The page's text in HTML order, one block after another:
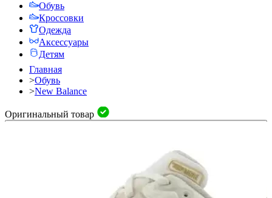
Обувь
Кроссовки
Одежда
Аксессуары
Детям
Главная
>Обувь
>New Balance
Оригинальный товар